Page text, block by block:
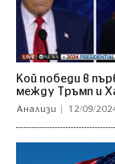
Кой победи в
между Тръмп и
Анализи 12/09/